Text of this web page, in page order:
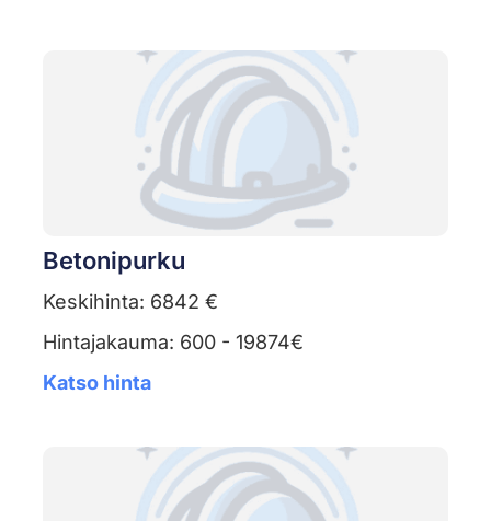
Betonipurku
Keskihinta: 6842 €
Hintajakauma: 600 - 19874€
Katso hinta